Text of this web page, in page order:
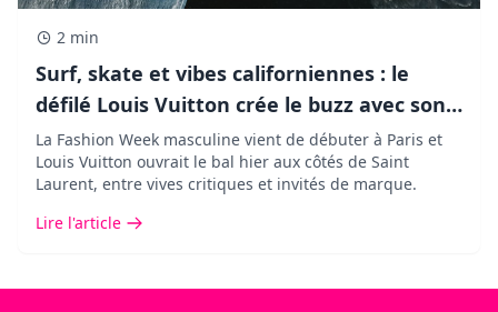
2 min
Surf, skate et vibes californiennes : le
défilé Louis Vuitton crée le buzz avec son
décor XXL !
La Fashion Week masculine vient de débuter à Paris et
Louis Vuitton ouvrait le bal hier aux côtés de Saint
Laurent, entre vives critiques et invités de marque.
Lire l'article